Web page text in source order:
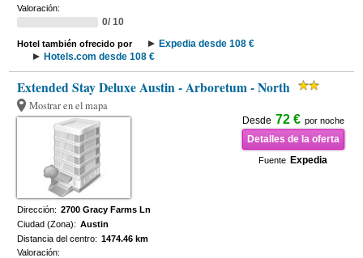
Valoración:
0/ 10
Hotel también ofrecido por
Expedia desde 108 €
Hotels.com desde 108 €
Extended Stay Deluxe Austin - Arboretum - North
Mostrar en el mapa
Desde 72 € por noche
Detalles de la oferta
Fuente Expedia
Dirección: 2700 Gracy Farms Ln
Ciudad (Zona): Austin
Distancia del centro: 1474.46 km
Valoración: